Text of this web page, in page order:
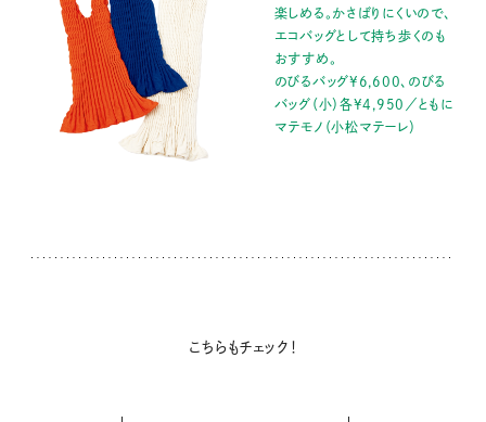
楽しめる。かさばりにくいので、
エコバッグとして持ち歩くのも
おすすめ。
のびるバッグ¥6,600、のびる
バッグ（小）各¥4,950／ともに
マテモノ（小松マテーレ）
こちらもチェック！